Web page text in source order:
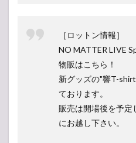
［ロットン情報］
NO MATTER LIVE
物販はこちら！
新グッズの"響T-
ております。
販売は開場後を予定
にお越し下さい。